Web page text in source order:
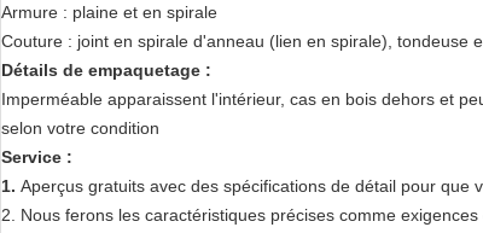
Armure : plaine et en spirale
Couture : joint en spirale d'anneau (lien en spirale), tondeuse
Détails de empaquetage :
Imperméable apparaissent l'intérieur, cas en bois dehors et
selon votre condition
Service :
1. Aperçus gratuits avec des spécifications de détail pour que
2. Nous ferons les caractéristiques précises comme exigences